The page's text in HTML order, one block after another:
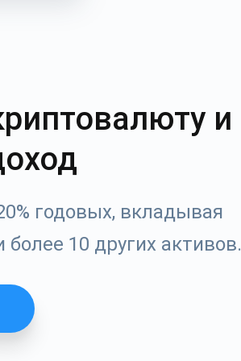
и
годовых, вкладывая
более 10 других активов.